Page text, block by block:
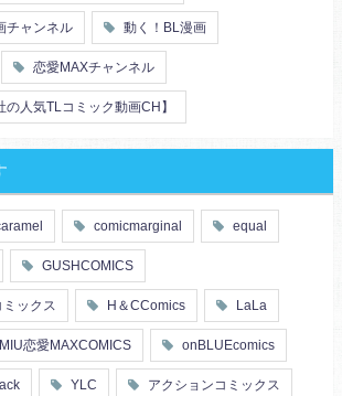
チャンネル 動く！BL漫画
恋愛MAXチャンネル
の人気TLコミック動画CH】
comicmarginal equal
GUSHCOMICS
ックス H＆CComics LaLa
MIU恋愛MAXCOMICS onBLUEcomics
YLC アクションコミックス